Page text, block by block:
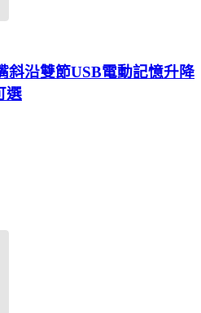
斜沿雙節USB電動記憶升降
選